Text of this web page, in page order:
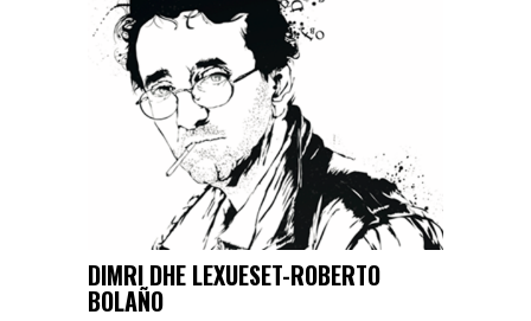
DIMRI DHE LEXUESET-ROBERTO
BOLAÑO